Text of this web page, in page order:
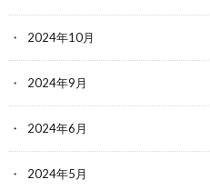
2024年10月
2024年9月
2024年6月
2024年5月